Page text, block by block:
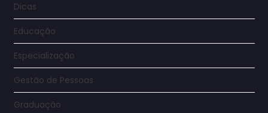
Dicas
Educação
Especialização
Gestão de Pessoas
Graduação